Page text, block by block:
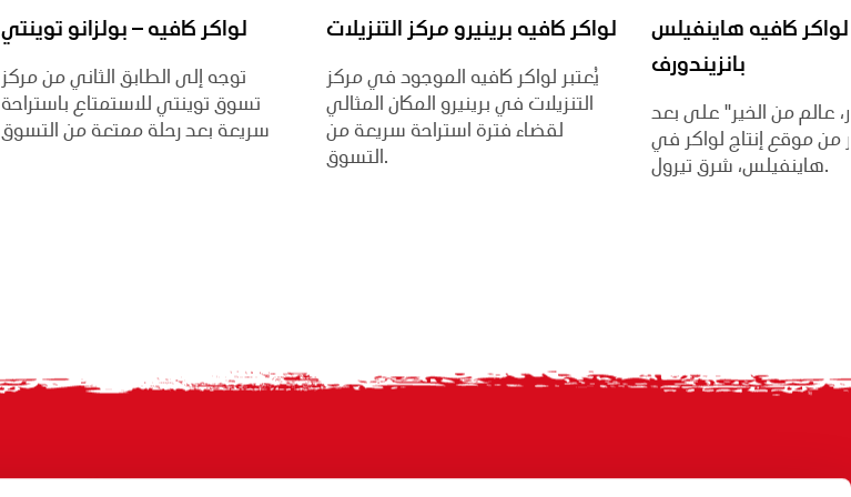
لواكر كافيه – بولزانو توينتي
توجه إلى الطابق الثاني من مركز
تسوق توينتي للاستمتاع باستراحة
سريعة بعد رحلة ممتعة من التسوق
لواكر كافيه برينيرو مركز التنزيلات
يُعتبر لواكر كافيه الموجود في مركز
التنزيلات في برينيرو المكان المثالي
لقضاء فترة استراحة سريعة من
التسوق.
لواكر كافيه هاينفيلس
بانزيندورف
عالم من الخير" على بعد
موقع إنتاج لواكر في
هاينفيلس، شرق تيرول.